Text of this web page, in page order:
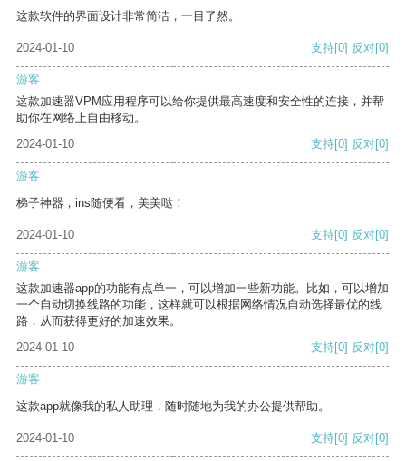
这款软件的界面设计非常简洁，一目了然。
2024-01-10 支持[0] 反对[0]
游客
这款加速器VPM应用程序可以给你提供最高速度和安全性的连接，并帮
助你在网络上自由移动。
2024-01-10
支持[0] 反对[0]
游客
梯子神器，ins随便看，美美哒！
2024-01-10 支持[0] 反对[0]
游客
这款加速器app的功能有点单一，可以增加一些新功能。比如，可以增加
一个自动切换线路的功能，这样就可以根据网络情况自动选择最优的线
路，从而获得更好的加速效果。
2024-01-10
支持[0] 反对[0]
游客
这款app就像我的私人助理，随时随地为我的办公提供帮助。
2024-01-10 支持[0] 反对[0]